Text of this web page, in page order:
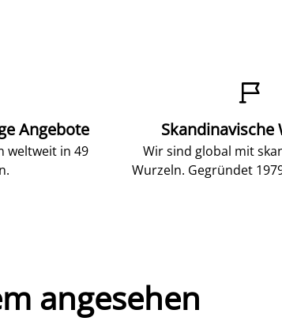
Angebote
weltweit in 49

Skandinavische
Wir sind global mit
Wurzeln. Gegründet
angesehen